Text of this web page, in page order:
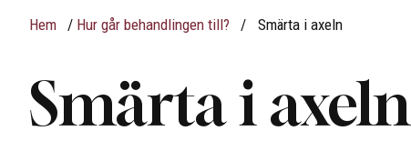
Hem / Hur går behandlingen till? / Smärta i axeln
Smärta i axeln